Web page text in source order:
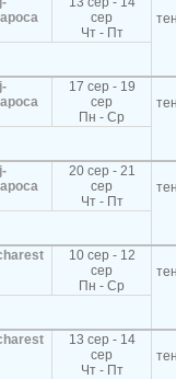
сер
Чт - Пт
17 сер - 19
сер
Пн - Ср
20 сер - 21
сер
Чт - Пт
10 сер - 12
сер
Пн - Ср
13 сер - 14
сер
Чт - Пт